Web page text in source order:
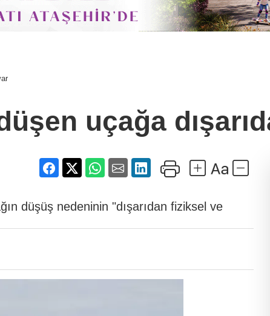
uçağa
düşüş nedeninin "dışarıdan fiziksel ve